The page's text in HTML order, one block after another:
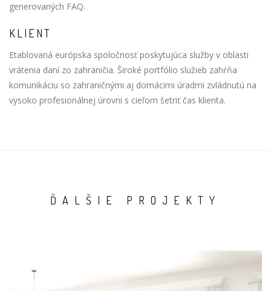
generovaných FAQ.
KLIENT
Etablovaná európska spoločnosť poskytujúca služby v oblasti
vrátenia daní zo zahraničia. Široké portfólio služieb zahŕňa
komunikáciu so zahraničnými aj domácimi úradmi zvládnutú na
vysoko profesionálnej úrovni s cieľom šetriť čas klienta.
ĎALŠIE PROJEKTY